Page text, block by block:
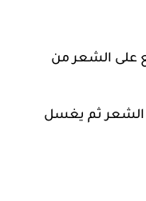
على الشعر من
الشعر ثم يغسل